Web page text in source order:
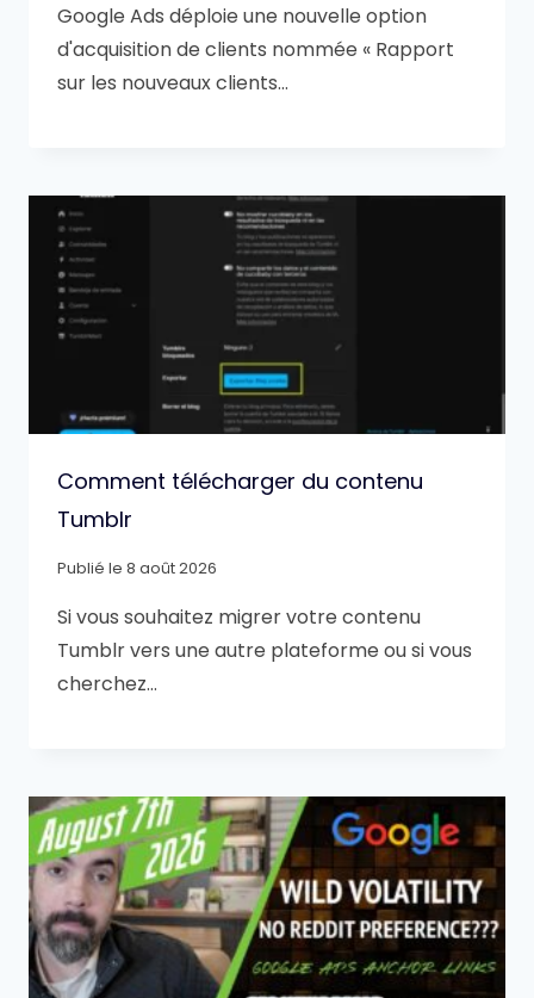
Google Ads déploie une nouvelle option
d'acquisition de clients nommée « Rapport
sur les nouveaux clients…
Comment télécharger du contenu
Tumblr
Publié le 8 août 2026
Si vous souhaitez migrer votre contenu
Tumblr vers une autre plateforme ou si vous
cherchez…